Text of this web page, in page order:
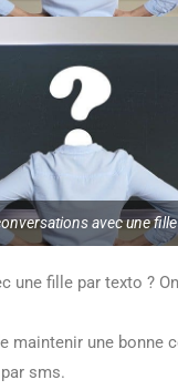
avec une
une fille par texto ?
maintenir une bonne
sms.